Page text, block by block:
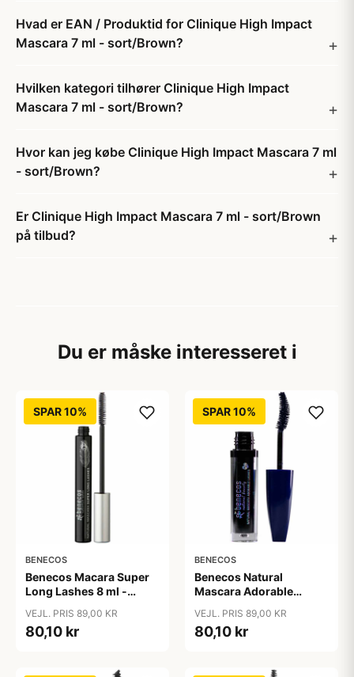
Hvad er EAN / Produktid for Clinique High Impact
Mascara 7 ml - sort/Brown?
Hvilken kategori tilhører Clinique High Impact
Mascara 7 ml - sort/Brown?
Hvor kan jeg købe Clinique High Impact Mascara 7 ml
- sort/Brown?
Er Clinique High Impact Mascara 7 ml - sort/Brown
på tilbud?
Du er måske interesseret i
SPAR 10%
BENECOS
Benecos Macara Super
Long Lashes 8 ml -
VEJL. PRIS 89,00 KR
80,10 kr
SPAR 10%
BENECOS
Benecos Natural
Mascara Adorable
Ocean
VEJL. PRIS 89,00 KR
80,10 kr